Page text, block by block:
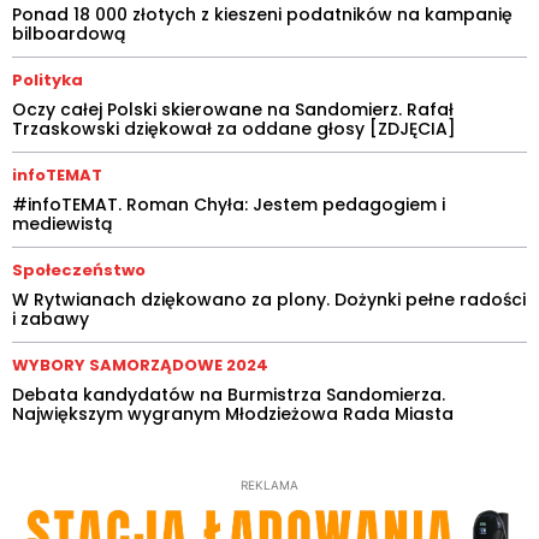
Ponad 18 000 złotych z kieszeni podatników na kampanię
bilboardową
Polityka
Oczy całej Polski skierowane na Sandomierz. Rafał
Trzaskowski dziękował za oddane głosy [ZDJĘCIA]
infoTEMAT
#infoTEMAT. Roman Chyła: Jestem pedagogiem i
mediewistą
Społeczeństwo
W Rytwianach dziękowano za plony. Dożynki pełne radości
i zabawy
WYBORY SAMORZĄDOWE 2024
Debata kandydatów na Burmistrza Sandomierza.
Największym wygranym Młodzieżowa Rada Miasta
REKLAMA